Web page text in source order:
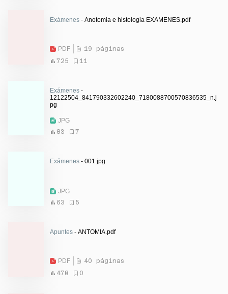
Exámenes - Anotomia e histologia EXAMENES.pdf
PDF
19 páginas
725
11
Exámenes -
12122504_841790332602240_7180088700570836535_n.j
pg
JPG
83
7
Exámenes - 001.jpg
JPG
63
5
Apuntes - ANTOMIA.pdf
PDF
40 páginas
478
0